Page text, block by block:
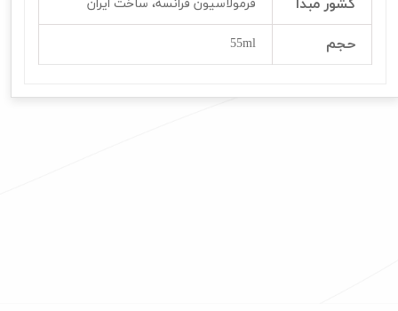
کشور مبدا فرمولاسیون فرانسه، ساخت ایران
حجم 55ml